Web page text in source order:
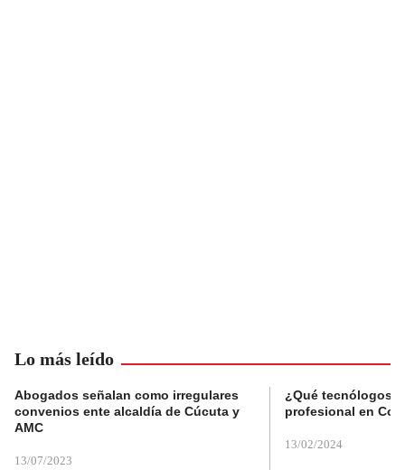
Lo más leído
Abogados señalan como irregulares
convenios ente alcaldía de Cúcuta y
AMC
13/07/2023
¿Qué tecnólogos
profesional en
13/02/2024